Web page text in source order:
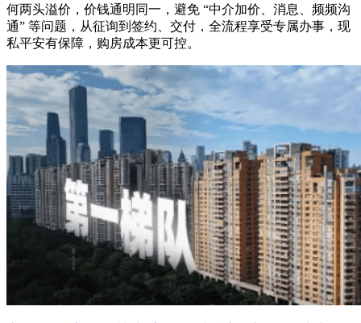
何两头溢价，价钱通明同一，避免 “中介加价、消息、频频沟
通” 等问题，从征询到签约、交付，全流程享受专属办事，现
私平安有保障，购房成本更可控。